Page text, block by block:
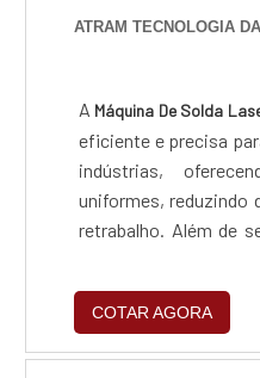
ATRAM TECNOLOGIA
A Máquina De Solda
eficiente e precisa
indústrias,
uniformes, reduzindo
retrabalho. Além de
um ambiente de
às práticas de
COTAR AGORA